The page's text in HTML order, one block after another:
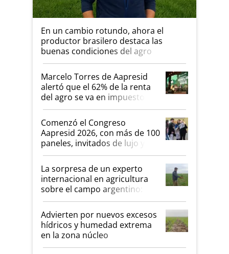
En un cambio rotundo, ahora el
productor brasilero destaca las
buenas condiciones del agro
argentino para invertir: "Los veo
más motivados"
Marcelo Torres de Aapresid
alertó que el 62% de la renta
del agro se va en impuestos:
"No es bueno que en
Argentina se sigan discutiendo
las mismas cosas de hace 50
años"
Comenzó el Congreso
Aapresid 2026, con más de 100
paneles, invitados de lujo y
todas las tendencias
La sorpresa de un experto
internacional en agricultura
sobre el campo argentino:
"Estoy muy impresionado"
Advierten por nuevos excesos
hídricos y humedad extrema
en la zona núcleo